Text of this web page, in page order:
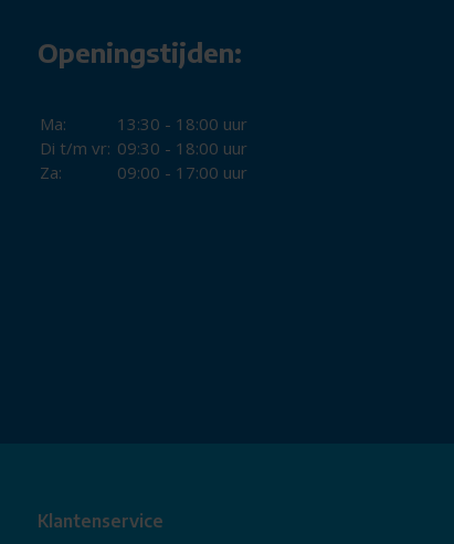
Openingstijden:
Ma:
13:30 - 18:00 uur
Di t/m vr: 09:30 - 18:00 uur
Za:
09:00 - 17:00 uur
Klantenservice